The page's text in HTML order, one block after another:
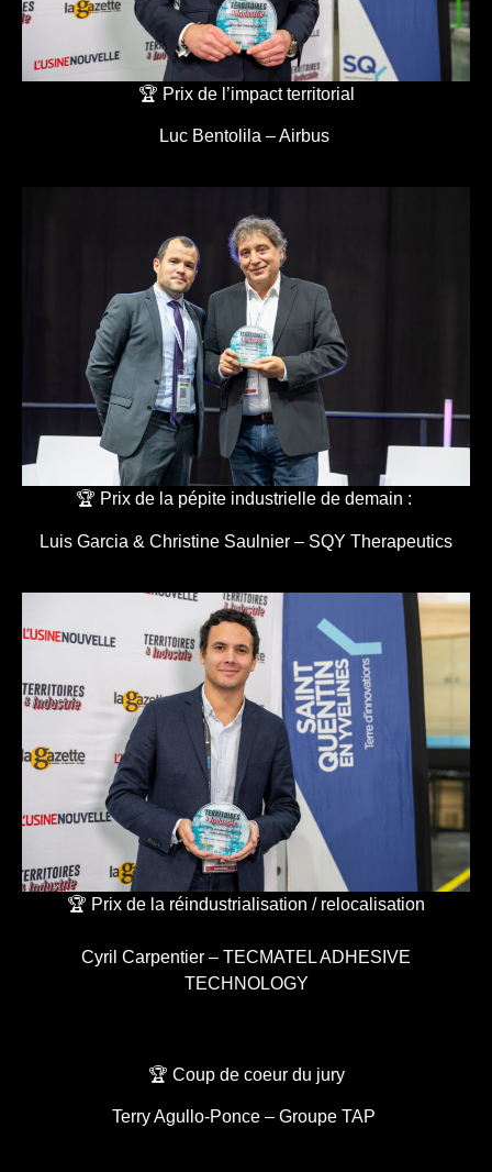
🏆 Prix de l’impact territorial
Luc Bentolila – Airbus
🏆 Prix de la pépite industrielle de demain :
Luis Garcia & Christine Saulnier – SQY Therapeutics
🏆 Prix de la réindustrialisation / relocalisation
Cyril Carpentier – TECMATEL ADHESIVE
TECHNOLOGY
🏆 Coup de coeur du jury
Terry Agullo-Ponce – Groupe TAP